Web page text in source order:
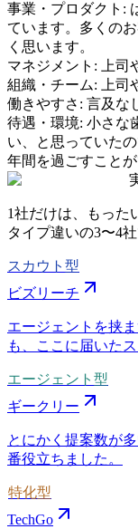
事業・プロダクト :
ています。多くの
く思います。
マネジメント :
上
組織・チーム:
上
働きやすさ : 言及な
待遇・環境: 小さな
い、と思っていた
年間を過ごすことが
1社だけは、もった
タイプ違いの3〜4社
スカウト型
ビズリーチ
エージェントを挟
も、ここに届いた
エージェント型
ギークリー
とにかく提案数が
番役立ちました。
特化型
TechGo